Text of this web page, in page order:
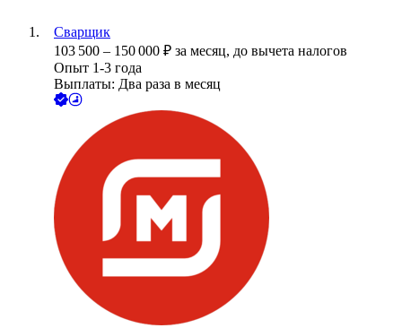
Сварщик
103 500 – 150 000 ₽ за месяц, до вычета налогов
Опыт 1-3 года
Выплаты: Два раза в месяц